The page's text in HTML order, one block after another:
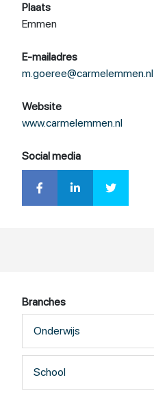
Plaats
Emmen
E-mailadres
m.goeree@carmelemmen.nl
Website
www.carmelemmen.nl
Social media
Branches
Onderwijs
School